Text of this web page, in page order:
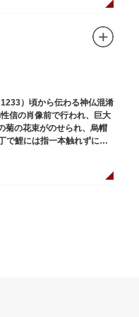
）頃から伝わる神仏混淆
信の肖像前で行われ、巨大
菊の花束がのせられ、烏帽
で鯉には指一本触れずに鯉
す。